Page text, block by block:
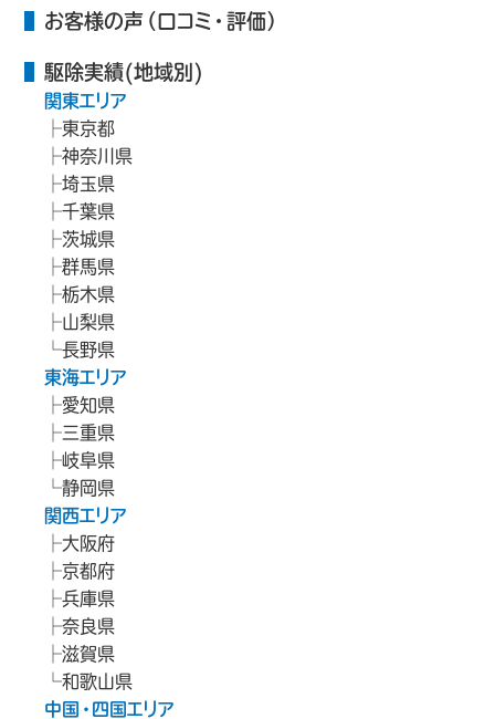
お客様の声（口コミ・評価）
駆除実績(地域別)
関東エリア
東京都
神奈川県
埼玉県
千葉県
茨城県
群馬県
栃木県
山梨県
長野県
東海エリア
愛知県
三重県
岐阜県
静岡県
関西エリア
大阪府
京都府
兵庫県
奈良県
滋賀県
和歌山県
中国・四国エリア